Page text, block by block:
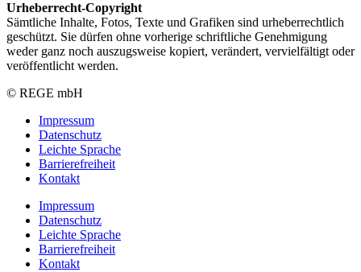
Urheberrecht-Copyright
Sämtliche Inhalte, Fotos, Texte und Grafiken sind urheberrechtlich
geschützt. Sie dürfen ohne vorherige schriftliche Genehmigung
weder ganz noch auszugsweise kopiert, verändert, vervielfältigt oder
veröffentlicht werden.
© REGE mbH
Impressum
Datenschutz
Leichte Sprache
Barrierefreiheit
Kontakt
Impressum
Datenschutz
Leichte Sprache
Barrierefreiheit
Kontakt